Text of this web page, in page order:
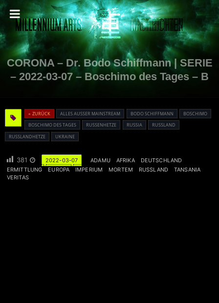
CORONA – Dr. Bodo Schiffmann | SERIE
– 2022-03-07 – Boschimo des Tages – B
« ZURÜCK ALLES AUSSER MAINSTREAM BODO SCHIFFMANN
BOSCHIMO
BOSCHIMO DES TAGES
RUSSENHETZE RUSSIA
RUSSLAND
RUSSLANDHETZE
UKRAINE
381 2022-03-07 ADAMU AFRIKA
DEUTSCHLAND
ERMITTLUNG
EUROPA IMPERIUM MORTEM RUSSLAND
TANSANIA
VERITAS